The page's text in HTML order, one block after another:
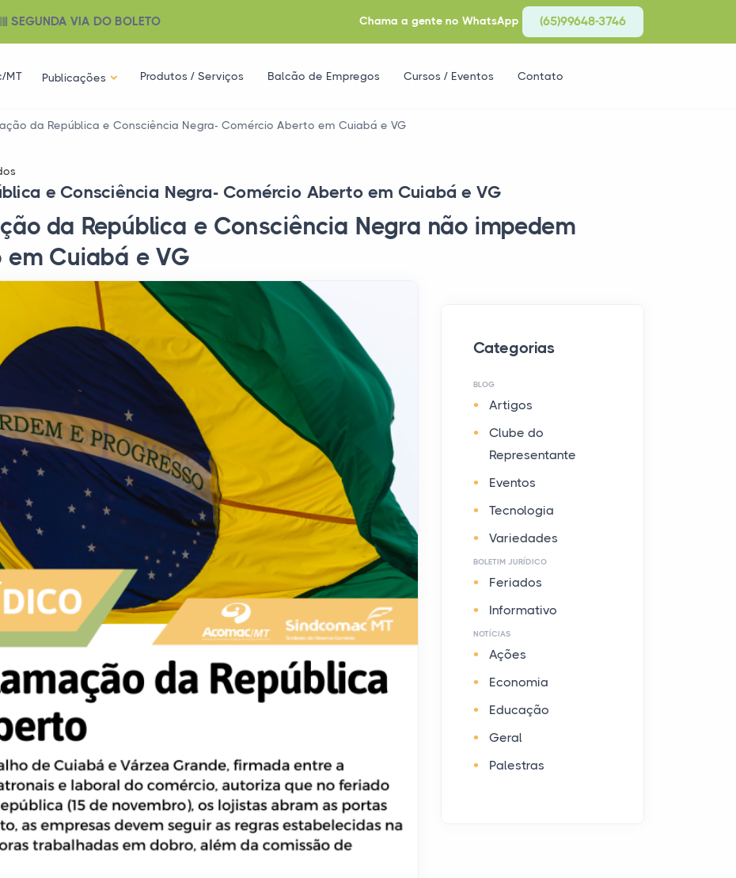
SEGUNDA VIA DO BOLETO Chama a gente no WhatsApp (65)99648-3746
MT Publicações Produtos / Serviços Balcão de Empregos Cursos / Eventos Contato
da República e Consciência Negra- Comércio Aberto em Cuiabá e VG
e Consciência Negra- Comércio Aberto em Cuiabá e VG
da República e Consciência Negra não impedem
Cuiabá e VG
Categorias
BLOG
Artigos
Clube do
Representante
Eventos
Tecnologia
Variedades
BOLETIM JURÍDICO
Feriados
Informativo
NOTÍCIAS
Ações
Economia
Educação
Geral
Palestras